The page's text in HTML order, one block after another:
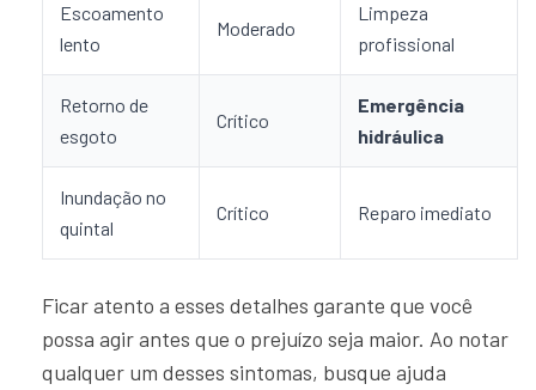
Escoamento
lento
Moderado
Limpeza
profissional
Retorno de
esgoto
Crítico
Emergência
hidráulica
Inundação no
quintal
Crítico Reparo imediato
Ficar atento a esses detalhes garante que você
possa agir antes que o prejuízo seja maior. Ao notar
qualquer um desses sintomas, busque ajuda